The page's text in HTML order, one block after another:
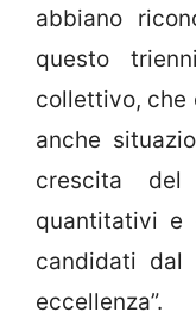
abbiano
questo
collettivo, che
anche
crescita
quantitativi e
candidati
eccellenza”.